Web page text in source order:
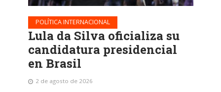
POLÍTICA INTERNACIONAL
Lula da Silva oficializa su
candidatura presidencial
en Brasil
2 de agosto de 2026